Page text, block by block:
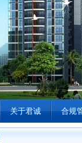
关于君诚 合规